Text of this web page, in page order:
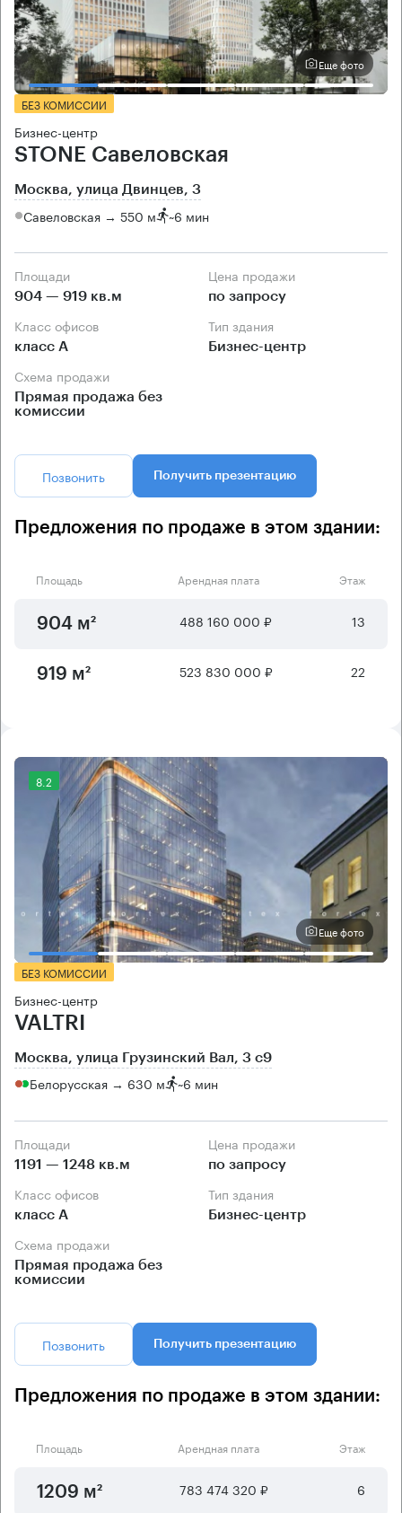
Еще фото
БЕЗ КОМИССИИ
Бизнес-центр
STONE Савеловская
Москва, улица Двинцев, 3
Савеловская → 550 м ~6 мин
Площади
904 — 919 кв.м
Цена продажи
по запросу
Класс офисов
класс А
Тип здания
Бизнес-центр
Схема продажи
Прямая продажа без
комиссии
Позвонить Получить презентацию
Предложения по продаже в этом здании:
Площадь Арендная плата Этаж
904 м² 488 160 000 ₽ 13
919 м² 523 830 000 ₽ 22
8.2
Еще фото
БЕЗ КОМИССИИ
Бизнес-центр
VALTRI
Москва, улица Грузинский Вал, 3 с9
Белорусская → 630 м ~6 мин
Площади
1191 — 1248 кв.м
Цена продажи
по запросу
Класс офисов
класс А
Тип здания
Бизнес-центр
Схема продажи
Прямая продажа без
комиссии
Позвонить Получить презентацию
Предложения по продаже в этом здании:
Площадь Арендная плата Этаж
1209 м² 783 474 320 ₽ 6